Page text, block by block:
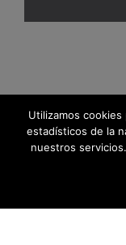
© 2026
Utilizamos
estadísticos de la
nuestros